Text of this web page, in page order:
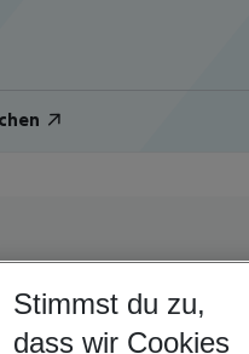
Stimmst du zu,
dass wir Cookies